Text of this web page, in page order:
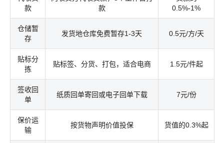
款
款
0.5%-1%
仓储暂
存
发货地仓库免费暂存1-3天 0.5元/方/天
贴标分
拣
贴标签、分货、打包，适合电商 1.5元/件起
签收回
单
纸质回单寄回或电子回单下载 7元/份
保价运
输
按货物声明价值投保 货值的0.3%起